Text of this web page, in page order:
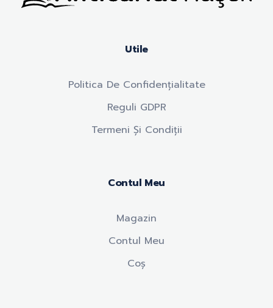
Utile
Politica De Confidențialitate
Reguli GDPR
Termeni Și Condiții
Contul Meu
Magazin
Contul Meu
Coș